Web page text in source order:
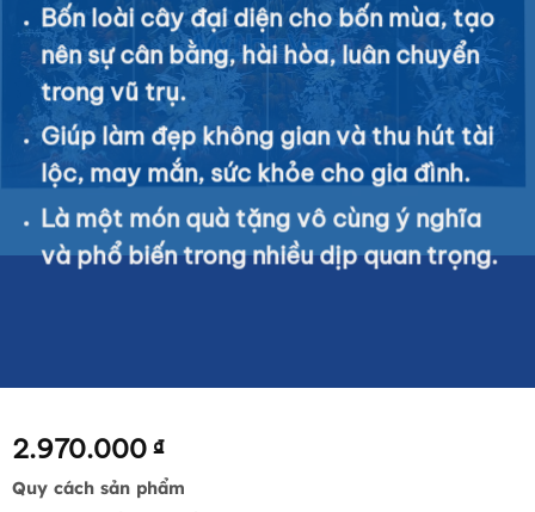
Bốn loài cây đại diện cho bốn mùa, tạo
nên sự cân bằng, hài hòa, luân chuyển
trong vũ trụ.
Giúp làm đẹp không gian và thu hút tài
lộc, may mắn, sức khỏe cho gia đình.
Là một món quà tặng vô cùng ý nghĩa
và phổ biến trong nhiều dịp quan trọng.
2.970.000 ₫
Quy cách sản phẩm